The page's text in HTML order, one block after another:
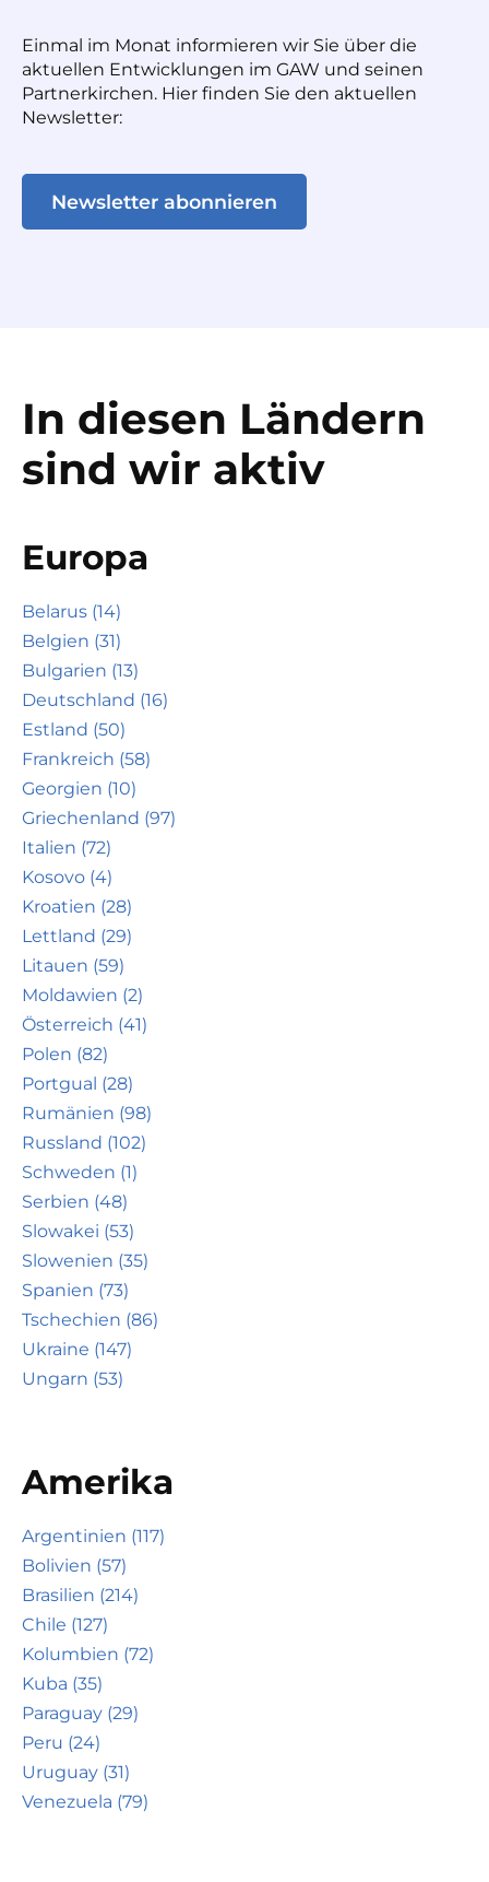
Einmal im Monat informieren wir Sie über die
aktuellen Entwicklungen im GAW und seinen
Partnerkirchen. Hier finden Sie den aktuellen
Newsletter:
Newsletter abonnieren
In diesen Ländern
sind wir aktiv
Europa
Belarus (14)
Belgien (31)
Bulgarien (13)
Deutschland (16)
Estland (50)
Frankreich (58)
Georgien (10)
Griechenland (97)
Italien (72)
Kosovo (4)
Kroatien (28)
Lettland (29)
Litauen (59)
Moldawien (2)
Österreich (41)
Polen (82)
Portgual (28)
Rumänien (98)
Russland (102)
Schweden (1)
Serbien (48)
Slowakei (53)
Slowenien (35)
Spanien (73)
Tschechien (86)
Ukraine (147)
Ungarn (53)
Amerika
Argentinien (117)
Bolivien (57)
Brasilien (214)
Chile (127)
Kolumbien (72)
Kuba (35)
Paraguay (29)
Peru (24)
Uruguay (31)
Venezuela (79)